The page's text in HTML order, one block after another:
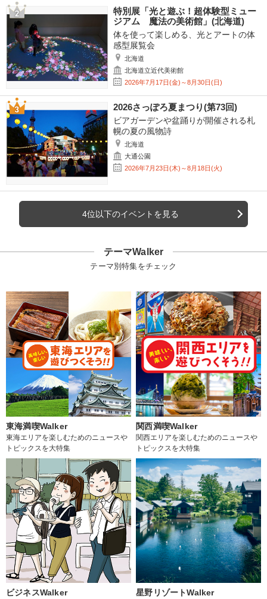
特別展「光と遊ぶ！超体験型ミュー
ジアム 魔法の美術館」(北海道)
体を使って楽しめる、光とアートの体
感型展覧会
北海道
北海道立近代美術館
2026年7月17日(金)～8月30日(日)
2026さっぽろ夏まつり(第73回)
ビアガーデンや盆踊りが開催される札
幌の夏の風物詩
北海道
大通公園
2026年7月23日(木)～8月18日(火)
4位以下のイベントを見る
テーマWalker
テーマ別特集をチェック
東海満喫Walker
東海エリアを楽しむためのニュースや
トピックスを大特集
関西満喫Walker
関西エリアを楽しむためのニュースや
トピックスを大特集
ビジネスWalker 星野リゾートWalker